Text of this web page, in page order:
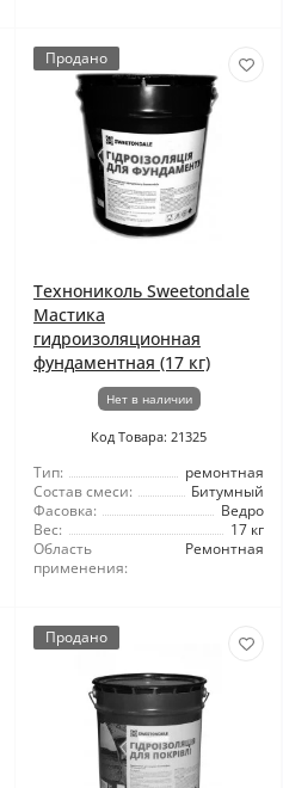
Продано
Технониколь Sweetondale
Мастика
гидроизоляционная
фундаментная (17 кг)
Нет в наличии
Код Товара: 21325
Тип:
ремонтная
Состав смеси:
Битумный
Фасовка:
Ведро
Вес:
17 кг
Область
применения:
Ремонтная
Продано